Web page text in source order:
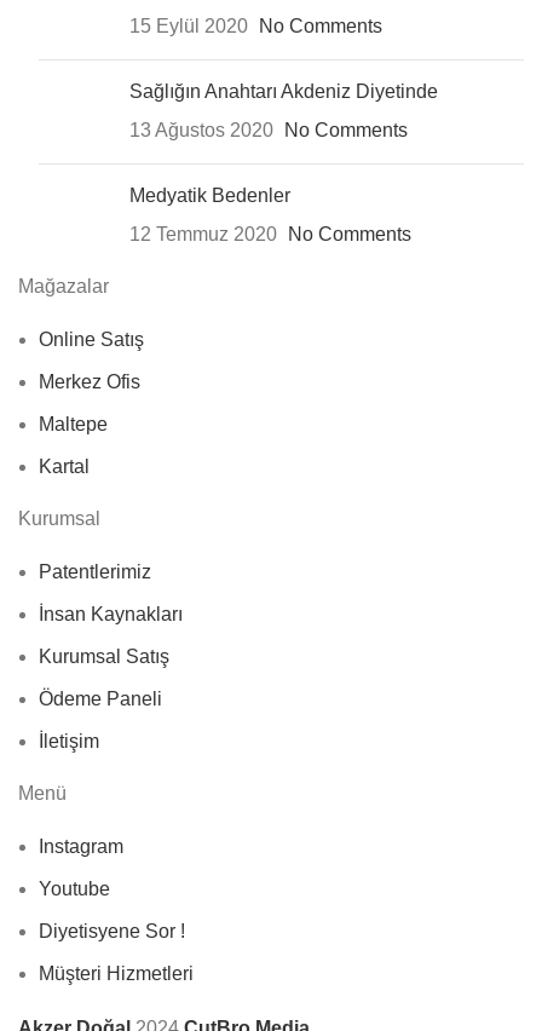
15 Eylül 2020
No Comments
Sağlığın Anahtarı Akdeniz Diyetinde
13 Ağustos 2020
No Comments
Medyatik Bedenler
12 Temmuz 2020
No Comments
Mağazalar
Online Satış
Merkez Ofis
Maltepe
Kartal
Kurumsal
Patentlerimiz
İnsan Kaynakları
Kurumsal Satış
Ödeme Paneli
İletişim
Menü
Instagram
Youtube
Diyetisyene Sor !
Müşteri Hizmetleri